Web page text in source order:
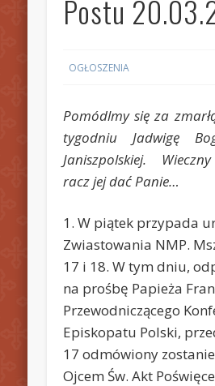
Postu
OGŁOSZENIA
Pomódlmy się za
tygodniu Jadwigę
Janiszpolskiej.
racz jej dać Panie…
1. W piątek przypada
Zwiastowania NMP.
17 i 18. W tym dniu,
na prośbę Papieża
Przewodniczącego
Episkopatu Polski,
17 odmówiony zostanie
Ojcem Św. Akt